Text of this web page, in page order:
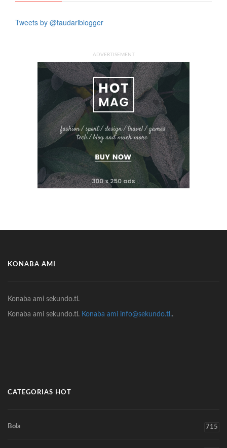
Tweets by @taudariblogger
ADVERTISEMENT
KONABA AMI
Konaba ami sekundo.tl.
Konaba ami sekundo.tl. Konaba ami info@sekundo.tl..
CATEGORIAS HOT
Bola 715